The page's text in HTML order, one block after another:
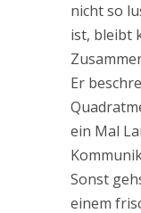
nicht so
ist, bleibt
Er
ein Mal
Sonst
einem